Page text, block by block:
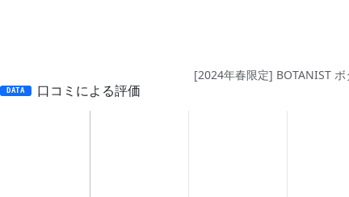
[2024年春限定] BOTANIST
DATA 口コミによる評価